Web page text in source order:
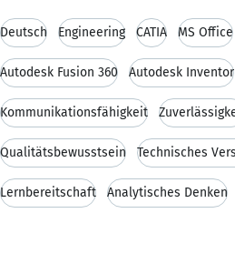
Deutsch Engineering CATIA MS Office
Autodesk Fusion 360 Autodesk Inventor
Kommunikationsfähigkeit
Qualitätsbewusstsein Technisches
Lernbereitschaft Analytisches Denken